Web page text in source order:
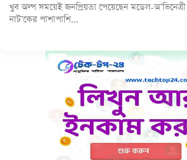
খুব অল্প সময়েই জনপ্রিয়তা পেয়েছেন মডেল-অ’ভিনেত্রী
নাট’কের পাশাপাশি...